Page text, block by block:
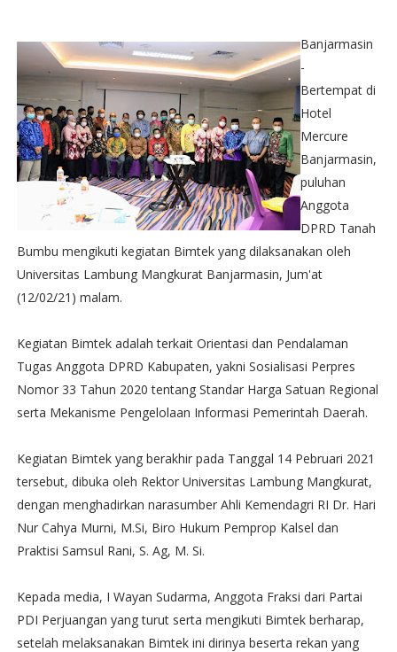
Banjarmasin
-
Bertempat di
Hotel
Mercure
Banjarmasin,
puluhan
Anggota
DPRD Tanah
Bumbu mengikuti kegiatan Bimtek yang dilaksanakan oleh
Universitas Lambung Mangkurat Banjarmasin, Jum'at
(12/02/21) malam.
Kegiatan Bimtek adalah terkait Orientasi dan Pendalaman
Tugas Anggota DPRD Kabupaten, yakni Sosialisasi Perpres
Nomor 33 Tahun 2020 tentang Standar Harga Satuan Regional
serta Mekanisme Pengelolaan Informasi Pemerintah Daerah.
Kegiatan Bimtek yang berakhir pada Tanggal 14 Pebruari 2021
tersebut, dibuka oleh Rektor Universitas Lambung Mangkurat,
dengan menghadirkan narasumber Ahli Kemendagri RI Dr. Hari
Nur Cahya Murni, M.Si, Biro Hukum Pemprop Kalsel dan
Praktisi Samsul Rani, S. Ag, M. Si.
Kepada media, I Wayan Sudarma, Anggota Fraksi dari Partai
PDI Perjuangan yang turut serta mengikuti Bimtek berharap,
setelah melaksanakan Bimtek ini dirinya beserta rekan yang